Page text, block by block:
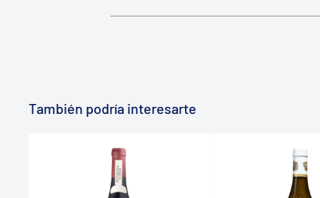
También podría interesarte